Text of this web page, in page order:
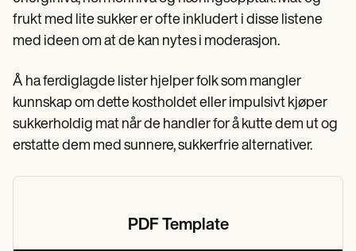
frukt med lite sukker er ofte inkludert i disse listene
med ideen om at de kan nytes i moderasjon.
Å ha ferdiglagde lister hjelper folk som mangler
kunnskap om dette kostholdet eller impulsivt kjøper
sukkerholdig mat når de handler for å kutte dem ut og
erstatte dem med sunnere, sukkerfrie alternativer.
PDF Template